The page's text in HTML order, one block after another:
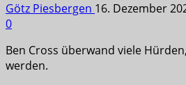
Götz Piesbergen 16. Dezember
0
Ben Cross überwand viele
werden.